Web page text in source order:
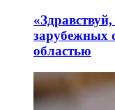
зарубежных
областью